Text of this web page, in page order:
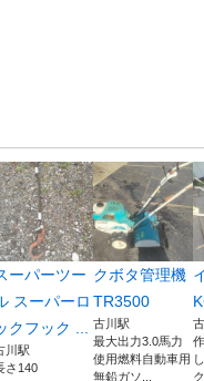
ーパーツー
スーパーロ
クフック ...
川駅
さ140
クボタ管理機
TR3500
古川駅
最大出力3.0馬力
使用燃料自動車用
無鉛ガソ...